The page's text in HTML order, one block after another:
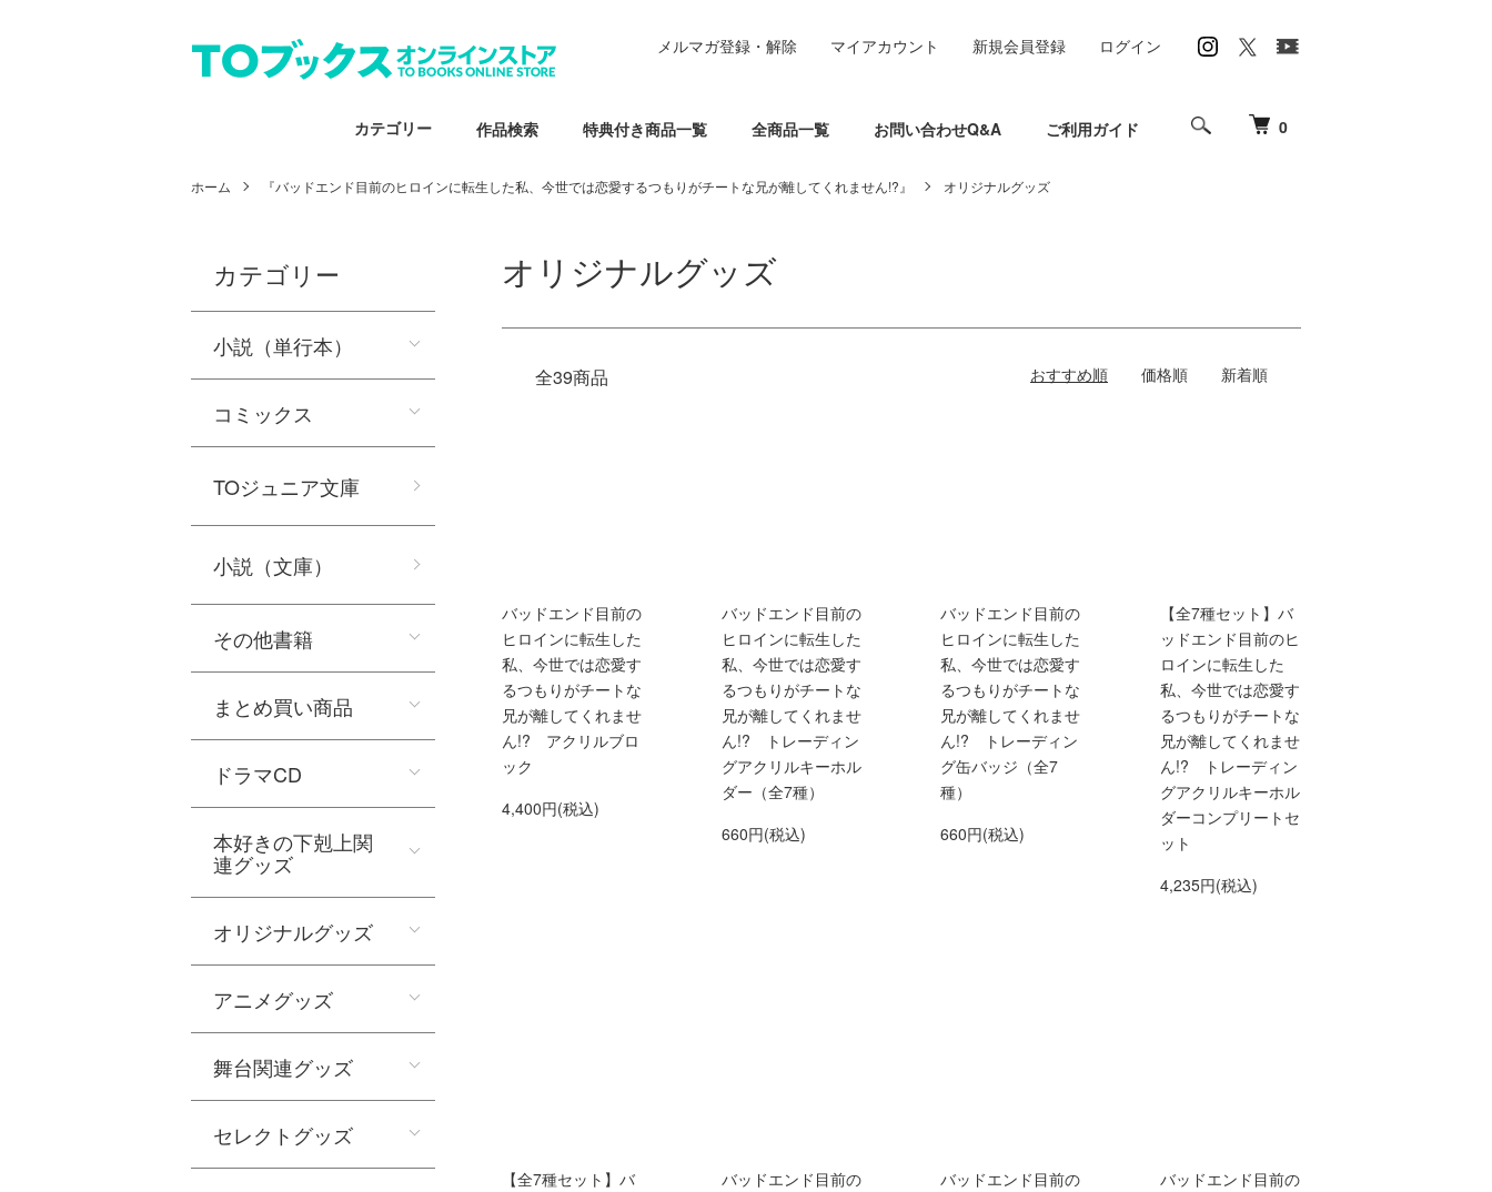
0
カテゴリー 作品検索 特典付き商品一覧 全商品一覧 お問い合わせQ&A ご利用ガイド
メルマガ登録・解除 マイアカウント 新規会員登録 ログイン
ホーム 『バッドエンド目前のヒロインに転生した私、今世では恋愛するつもりがチートな兄が離してくれません!?』 オリジナルグッズ
オリジナルグッズ
全39商品 おすすめ順 価格順 新着順
バッドエンド目前の
ヒロインに転生した
私、今世では恋愛す
るつもりがチートな
兄が離してくれませ
ん!? アクリルブロ
ック
4,400円(税込)
バッドエンド目前の
ヒロインに転生した
私、今世では恋愛す
るつもりがチートな
兄が離してくれませ
ん!? トレーディン
グアクリルキーホル
ダー（全7種）
660円(税込)
バッドエンド目前の
ヒロインに転生した
私、今世では恋愛す
るつもりがチートな
兄が離してくれませ
ん!? トレーディン
グ缶バッジ（全7
種）
660円(税込)
【全7種セット】バ
ッドエンド目前のヒ
ロインに転生した
私、今世では恋愛す
るつもりがチートな
兄が離してくれませ
ん!? トレーディン
グアクリルキーホル
ダーコンプリートセ
ット
4,235円(税込)
【全7種セット】バ
バッドエンド目前の
バッドエンド目前の
バッドエンド目前の
カテゴリー
小説（単行本）
コミックス
TOジュニア文庫
小説（文庫）
その他書籍
まとめ買い商品
ドラマCD
本好きの下剋上関
連グッズ
オリジナルグッズ
アニメグッズ
舞台関連グッズ
セレクトグッズ